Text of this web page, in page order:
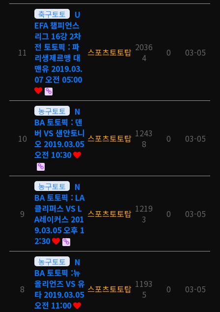
11
축구토토
U
EFA 챔피언스
리그 16강 2차
전 토토픽 : 파
리생제르맹 대
맨유 2019.03.
07 오전 05:00
스포츠토토탑 2036
4
0 03-05
10
농구토토
N
BA 토토픽 : 덴
버 VS 샌안토니
오 2019.03.05
오전 10:30
스포츠토토탑 1243
8
0 03-05
9
농구토토
N
BA 토토픽 : LA
클리퍼스 VS L
A레이커스 201
9.03.05 오후 1
2:30
스포츠토토탑 1219
3
0 03-05
8
농구토토
N
BA 토토픽 :뉴
올리언즈 VS 유
타 2019.03.05
오전 11:00
스포츠토토탑 1193
5
0 03-05